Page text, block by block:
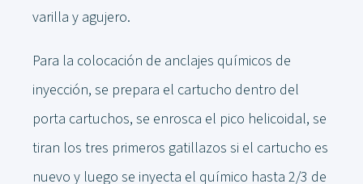
varilla y agujero.
Para la colocación de anclajes químicos de
inyección, se prepara el cartucho dentro del
porta cartuchos, se enrosca el pico helicoidal, se
tiran los tres primeros gatillazos si el cartucho es
nuevo y luego se inyecta el químico hasta 2/3 de